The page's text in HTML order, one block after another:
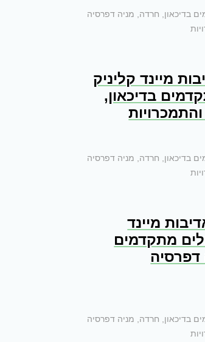
בדיכאון, חרדה, מניה דפרסיה
מיינד קליניק
בדיכאון,
בדיכאון, חרדה, מניה דפרסיה
מיינד
מתקדמים
דפרסיה
בדיכאון, חרדה, מניה דפרסיה